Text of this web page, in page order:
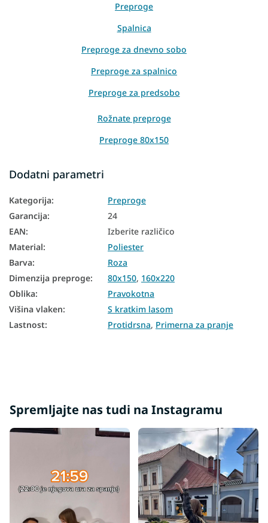
Preproge
Spalnica
Preproge za dnevno sobo
Preproge za spalnico
Preproge za predsobo
Rožnate preproge
Preproge 80x150
Dodatni parametri
Kategorija:
Preproge
Garancija:
24
EAN:
Izberite različico
Material:
Poliester
Barva:
Roza
Dimenzija preproge: 80x150, 160x220
Oblika:
Pravokotna
Višina vlaken:
S kratkim lasom
Lastnost: Protidrsna, Primerna za pranje
Spremljajte nas tudi na Instagramu